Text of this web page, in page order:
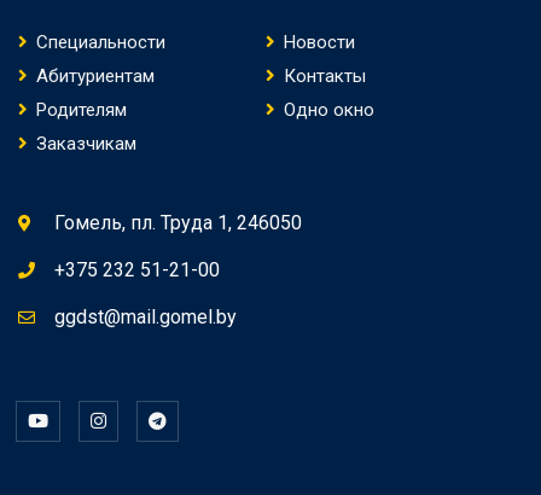
Специальности
Новости
Абитуриентам
Контакты
Родителям
Одно окно
Заказчикам
Гомель, пл. Труда 1, 246050
+375 232 51-21-00
ggdst@mail.gomel.by